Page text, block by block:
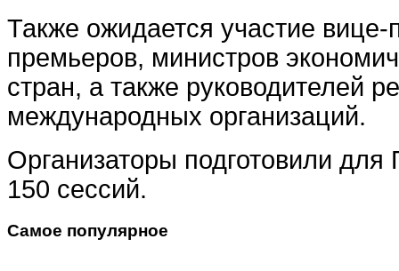
Также ожидается участие вице-
премьеров, министров
стран, а также руководителей
международных организаций.
Организаторы подготовили
150 сессий.
Самое популярное